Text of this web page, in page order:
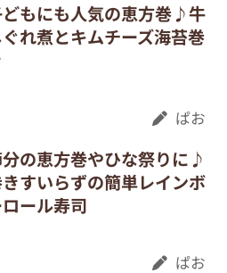
もにも人気の恵方巻♪牛
ぐれ煮とキムチーズ海苔巻
ぱお
の恵方巻やひな祭りに♪
すいらずの簡単レインボ
ール寿司
ぱお